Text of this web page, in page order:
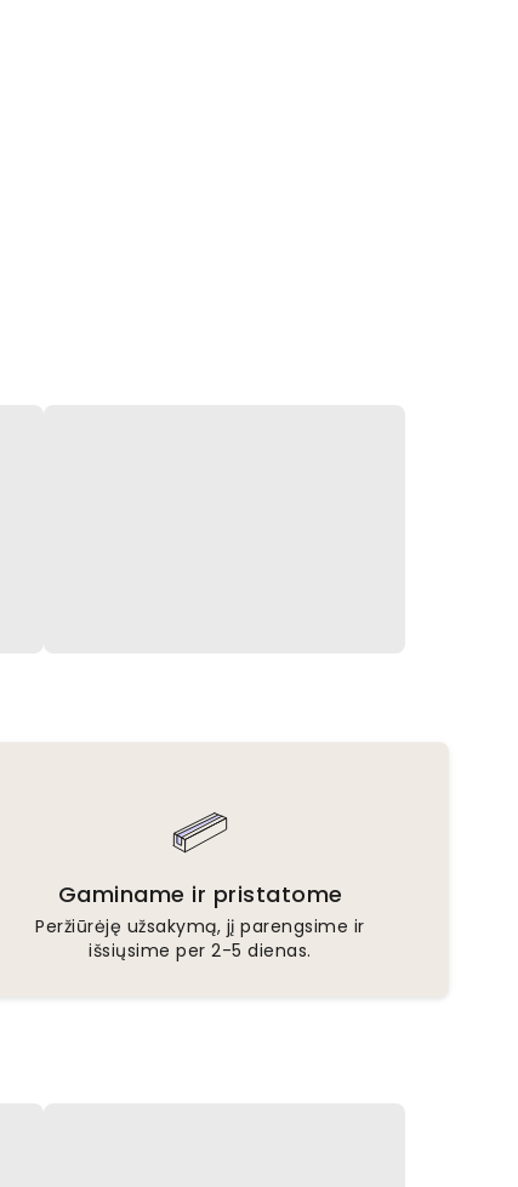
Gaminame ir pristatome
Peržiūrėję užsakymą, jį parengsime ir
išsiųsime per 2-5 dienas.